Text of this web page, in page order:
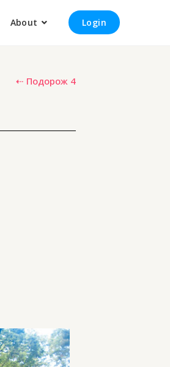
About Login
⇠ Подорож 4